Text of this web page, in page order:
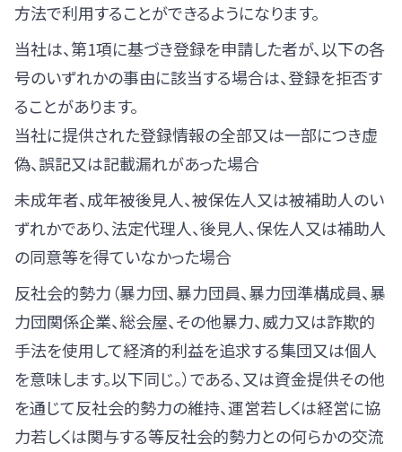
方法で利用することができるようになります。
当社は、第1項に基づき登録を申請した者が、以下の各
号のいずれかの事由に該当する場合は、登録を拒否す
ることがあります。
当社に提供された登録情報の全部又は一部につき虚
偽、誤記又は記載漏れがあった場合
未成年者、成年被後見人、被保佐人又は被補助人のい
ずれかであり、法定代理人、後見人､保佐人又は補助人
の同意等を得ていなかった場合
反社会的勢力（暴力団、暴力団員、暴力団準構成員、暴
力団関係企業、総会屋、その他暴力、威力又は詐欺的
手法を使用して経済的利益を追求する集団又は個人
を意味します。以下同じ。）である、又は資金提供その他
を通じて反社会的勢力の維持、運営若しくは経営に協
力若しくは関与する等反社会的勢力との何らかの交流